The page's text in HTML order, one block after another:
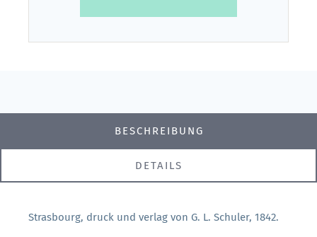
BESCHREIBUNG
DETAILS
Strasbourg, druck und verlag von G. L. Schuler, 1842.